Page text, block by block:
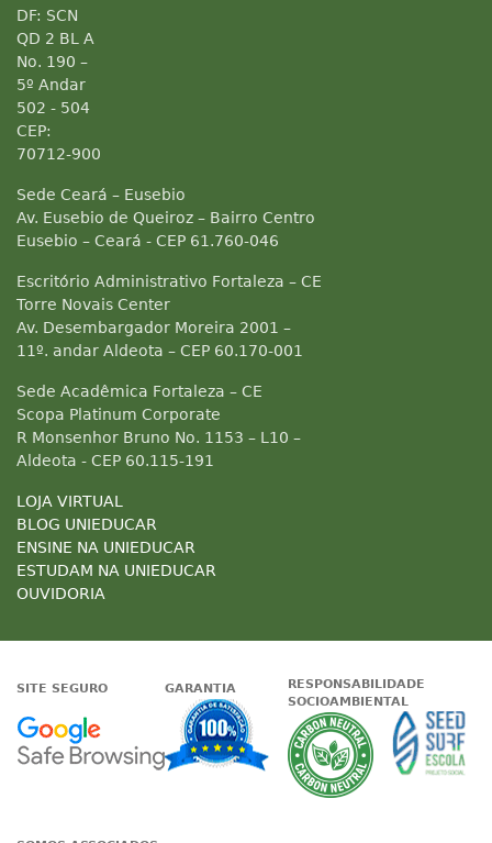
DF: SCN
QD 2 BL A
No. 190 –
5º Andar
502 - 504
CEP:
70712-900
Sede Ceará – Eusebio
Av. Eusebio de Queiroz – Bairro Centro
Eusebio – Ceará - CEP 61.760-046
Escritório Administrativo Fortaleza – CE
Torre Novais Center
Av. Desembargador Moreira 2001 –
11º. andar Aldeota – CEP 60.170-001
Sede Acadêmica Fortaleza – CE
Scopa Platinum Corporate
R Monsenhor Bruno No. 1153 – L10 –
Aldeota - CEP 60.115-191
LOJA VIRTUAL
BLOG UNIEDUCAR
ENSINE NA UNIEDUCAR
ESTUDAM NA UNIEDUCAR
OUVIDORIA
SITE SEGURO
Google - Status do site no
GARANTIA
Garantia de
RESPONSABILIDADE
SOCIOAMBIENTAL
A